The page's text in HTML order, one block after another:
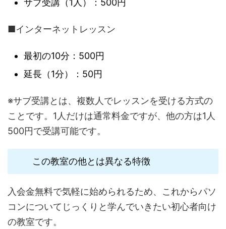
サブ受講（1人）：500円
■インターネットレッスン
最初の10分：500円
延長（1分）：50円
※サブ受講とは、複数人でレッスンを受ける方式の
ことです。1人だけは通常料金ですが、他の方は1人
500円で受講可能です。
この教室の他とは異なる特徴
入会金無料で気軽に始められるため、これからパソ
コンについてじっくりと学んでいきたい初心者向け
の教室です。